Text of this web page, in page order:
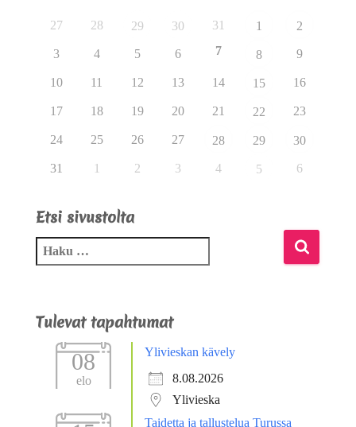
27 28 29 30 31 1 2
3 4 5 6 7 8 9
10 11 12 13 14 15 16
17 18 19 20 21 22 23
24 25 26 27 28 29 30
31 1 2 3 4 5 6
Etsi sivustolta
Tulevat tapahtumat
08
elo
Ylivieskan kävely
8.08.2026
Ylivieska
Taidetta ja tallustelua Turussa